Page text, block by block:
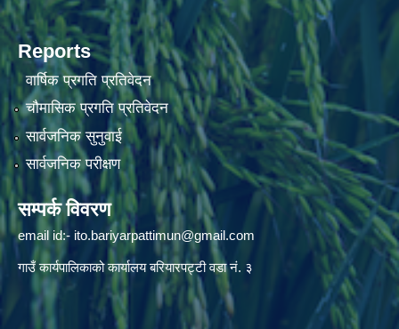
Reports
वार्षिक प्रगति प्रतिवेदन
चौमासिक प्रगति प्रतिवेदन
सार्वजनिक सुनुवाई
सार्वजनिक परीक्षण
सम्पर्क विवरण
email id:- ito.bariyarpattimun@gmail.com
गाउँ कार्यपालिकाको कार्यालय बरियारपट्टी वडा नं. ३